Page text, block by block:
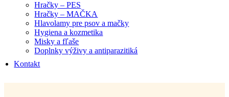
Hračky – PES
Hračky – MAČKA
Hlavolamy pre psov a mačky
Hygiena a kozmetika
Misky a fľaše
Doplnky výživy a antiparazitiká
Kontakt